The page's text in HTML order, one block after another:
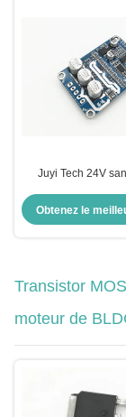
Juyi Tech 24V
de moteur, Bldc
Obtenez le
Transistor
moteur de